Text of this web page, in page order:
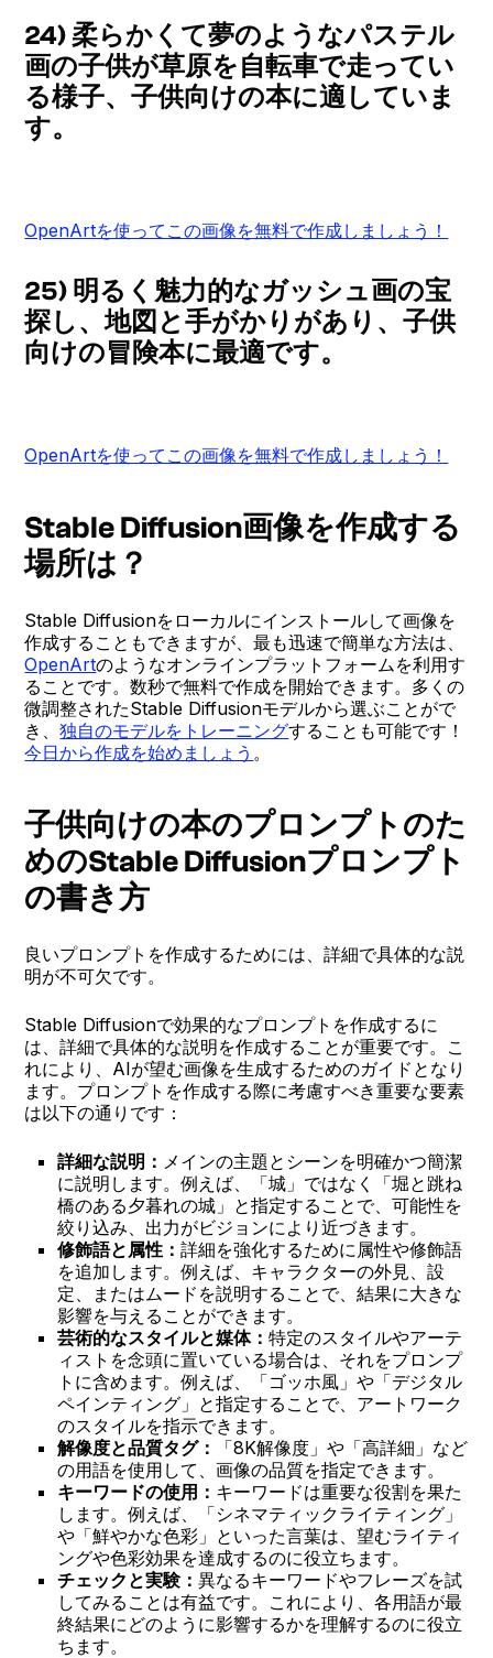
24) 柔らかくて夢のようなパステル
画の子供が草原を自転車で走ってい
る様子、子供向けの本に適していま
す。
OpenArtを使ってこの画像を無料で作成しましょう！
25) 明るく魅力的なガッシュ画の宝
探し、地図と手がかりがあり、子供
向けの冒険本に最適です。
OpenArtを使ってこの画像を無料で作成しましょう！
Stable Diffusion画像を作成する
場所は？
Stable Diffusionをローカルにインストールして画像を
作成することもできますが、最も迅速で簡単な方法は、
OpenArtのようなオンラインプラットフォームを利用す
ることです。数秒で無料で作成を開始できます。多くの
微調整されたStable Diffusionモデルから選ぶことがで
き、独自のモデルをトレーニングすることも可能です！
今日から作成を始めましょう 。
子供向けの本のプロンプトのた
めのStable Diffusionプロンプト
の書き方
良いプロンプトを作成するためには、詳細で具体的な説
明が不可欠です。
Stable Diffusionで効果的なプロンプトを作成するに
は、詳細で具体的な説明を作成することが重要です。こ
れにより、AIが望む画像を生成するためのガイドとなり
ます。プロンプトを作成する際に考慮すべき重要な要素
は以下の通りです：
詳細な説明： メインの主題とシーンを明確かつ簡潔
に説明します。例えば、「城」ではなく「堀と跳ね
橋のある夕暮れの城」と指定することで、可能性を
絞り込み、出力がビジョンにより近づきます。
修飾語と属性：詳細を強化するために属性や修飾語
を追加します。例えば、キャラクターの外見、設
定、またはムードを説明することで、結果に大きな
影響を与えることができます。
芸術的なスタイルと媒体：特定のスタイルやアーテ
ィストを念頭に置いている場合は、それをプロンプ
トに含めます。例えば、「ゴッホ風」や「デジタル
ペインティング」と指定することで、アートワーク
のスタイルを指示できます。
解像度と品質タグ：
「8K解像度」や「高詳細」など
の用語を使用して、画像の品質を指定できます。
キーワードの使用： キーワードは重要な役割を果た
します。例えば、「シネマティックライティング」
や「鮮やかな色彩」といった言葉は、望むライティ
ングや色彩効果を達成するのに役立ちます。
チェックと実験：異なるキーワードやフレーズを試
してみることは有益です。これにより、各用語が最
終結果にどのように影響するかを理解するのに役立
ちます。